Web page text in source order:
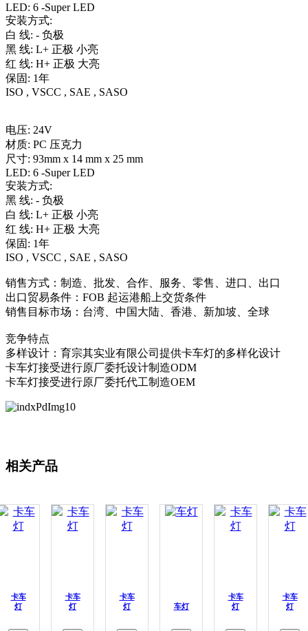
LED: 6 -Super LED
安装方式:
白 线: - 负极
黑 线: L+ 正极 小亮
红 线: H+ 正极 大亮
保固: 1年
ISO , VSCC , SAE , SASO
电压: 24V
材质: PC 压克力
尺寸: 93mm x 14 mm x 25 mm
LED: 6 -Super LED
安装方式:
黑 线: - 负极
白 线: L+ 正极 小亮
红 线: H+ 正极 大亮
保固: 1年
ISO , VSCC , SAE , SASO
销售方式：制造、批发、合作、服务、零售、进口、出口
出口贸易条件：FOB 起运港船上交货条件
销售目标市场：台湾、中国大陆、香港、新加坡、全球
竞争特点
多样设计：育宗其实业有限公司提供卡车灯的多样化设计
卡车灯接受进行原厂委托设计制造ODM
卡车灯接受进行原厂委托代工制造OEM
相关产品
卡车
灯
卡车
灯
卡车
灯
车灯
卡车
灯
卡车
灯